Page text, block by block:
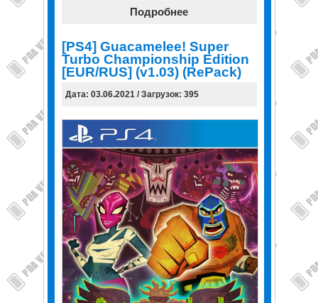
Подробнее
[PS4] Guacamelee! Super
Turbo Championship Edition
[EUR/RUS] (v1.03) (RePack)
Дата: 03.06.2021 / Загрузок: 395